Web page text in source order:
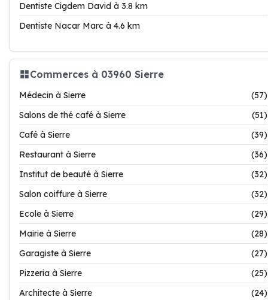
Dentiste Cigdem David à 3.8 km
Dentiste Nacar Marc à 4.6 km
Commerces à 03960 Sierre
Médecin à Sierre
(57)
Salons de thé café à Sierre
(51)
Café à Sierre
(39)
Restaurant à Sierre
(36)
Institut de beauté à Sierre
(32)
Salon coiffure à Sierre
(32)
Ecole à Sierre
(29)
Mairie à Sierre
(28)
Garagiste à Sierre
(27)
Pizzeria à Sierre
(25)
Architecte à Sierre
(24)